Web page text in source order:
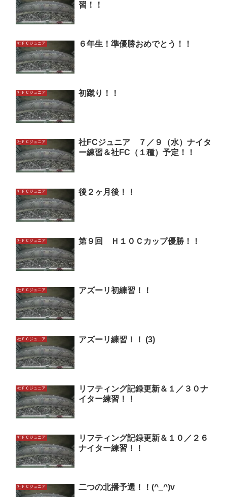
習！！
社ＦＣジュニア ６年生！準優勝おめでとう！！
社ＦＣジュニア 初蹴り！！
社ＦＣジュニア
社FCジュニア ７／９（水）ナイタ
ー練習＆社FC（１種）予定！！
社ＦＣジュニア 後２ヶ月後！！
社ＦＣジュニア 第９回 Ｈ１０Ｃカップ優勝！！
社ＦＣジュニア アズーリ初練習！！
社ＦＣジュニア アズーリ練習！！ (3)
社ＦＣジュニア
リフティング記録更新＆１／３０ナ
イター練習！！
社ＦＣジュニア
リフティング記録更新＆１０／２６
ナイター練習！！
社ＦＣジュニア 二つの北播予選！！(^_^)v